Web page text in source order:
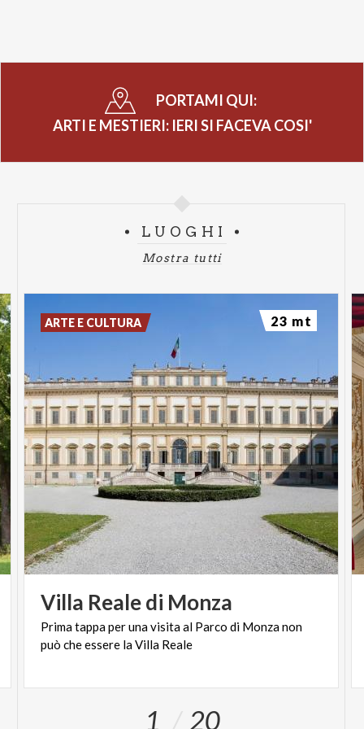
PORTAMI QUI:
ARTI E MESTIERI: IERI SI FACEVA COSI'
LUOGHI
Mostra tutti
Villa Realedi Monza
Primatappaperunavisitaal Parco di Monzanon
può cheessere laVilla Reale
ARTE E CULTURA 23 mt
1 20